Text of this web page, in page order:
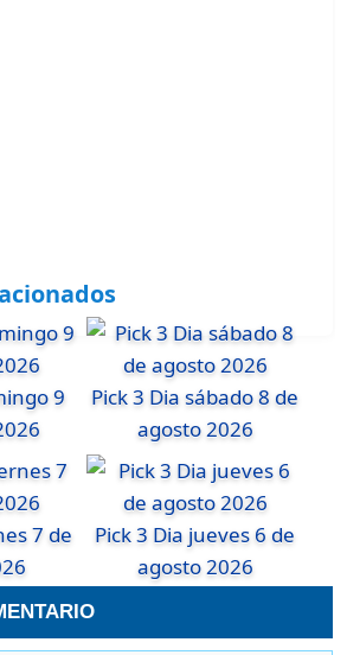
9
Pick 3 Dia sábado 8 de
agosto 2026
7 de
Pick 3 Dia jueves 6 de
agosto 2026